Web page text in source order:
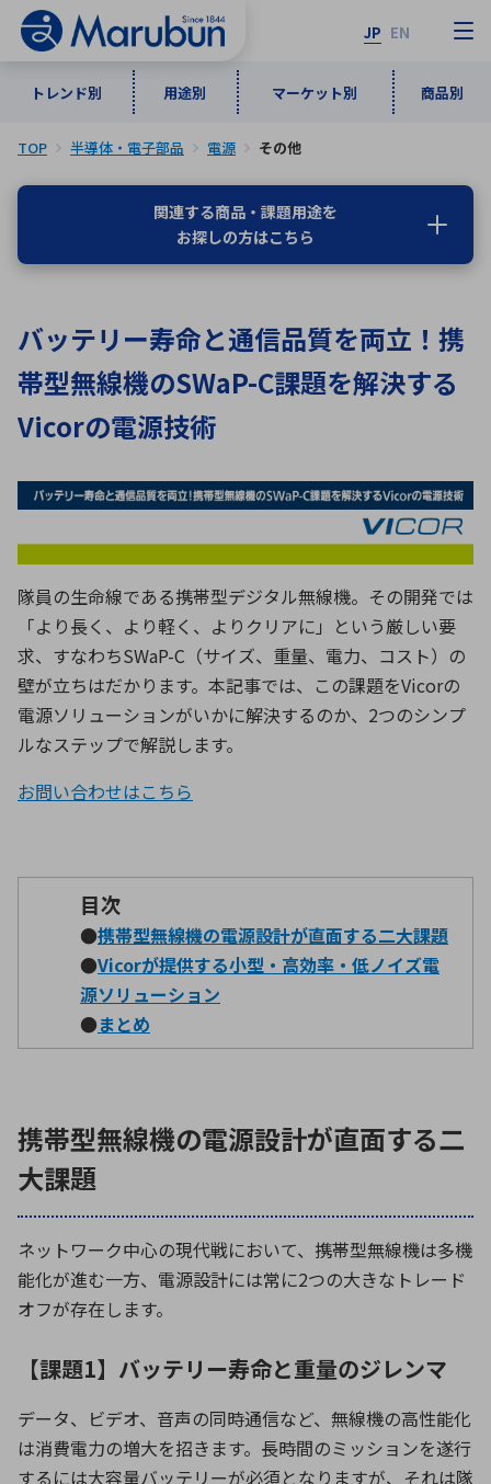
JP EN
トレンド別 用途別 マーケット別 商品別
トレンド別
インダストリアルDXソリューション
5G・Local 5G
ワイヤレス給電
データセンタ・クラウド
ミリ波レーダー
ブログ｜ここから始まる最新技術
用途別
通信・ネットワーク
監視・セキュリティ
計測・検出
接着・接合
製品製造・加工
レーダ・衛星通信
照射
シミュレーター
環境構築・開発システム
半導体・電子部品小ロット
マーケット別
情報通信 宇宙・防衛
民生 医療
商品別
計測・測定・表示機器 検査・分析機器
ICTソリューション 組立・ロボティクス
レーザー・光学部品 組込コンピュータ
特定用途向け・その他 サービス
メーカ一覧
な行
は行 ま行
や行
ら行
わ行
A B C
D
E
F G
H
I
J K
L
M
N O
P
Q
T
U
V W
X
Z
TOP 半導体・電子部品 電源 その他
関連する商品・課題用途を
お探しの方はこちら
バッテリー寿命と通信品質を両立！携
帯型無線機のSWaP-C課題を解決する
Vicorの電源技術
隊員の生命線である携帯型デジタル無線機。その開発では
「より長く、より軽く、よりクリアに」という厳しい要
求、すなわちSWaP-C （サイズ、重量、電力、コスト）の
壁が立ちはだかります。本記事では、この課題をVicorの
電源ソリューションがいかに解決するのか、 2つのシンプ
ルなステップで解説します。
お問い合わせはこちら
目次
●携帯型無線機の電源設計が直面する二大課題
●Vicorが提供する小型・高効率・低ノイズ電
源ソリューション
●まとめ
携帯型無線機の電源設計が直面する二
大課題
ネットワーク中心の現代戦において、携帯型無線機は多機
能化が進む一方、電源設計には常に2つの大きなトレード
オフが存在します。
【課題1】バッテリー寿命と重量のジレンマ
データ、ビデオ、音声の同時通信など、無線機の高性能化
は消費電力の増大を招きます。長時間のミッションを遂行
するには大容量バッテリーが必須となりますが、それは隊